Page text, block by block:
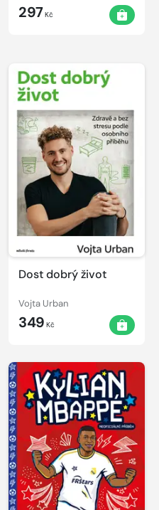
297Kč
Dost dobrý život
Vojta Urban
349 Kč